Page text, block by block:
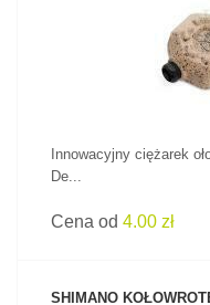
Innowacyjny ciężarek
De...
Cena od 4.00 zł
SHIMANO